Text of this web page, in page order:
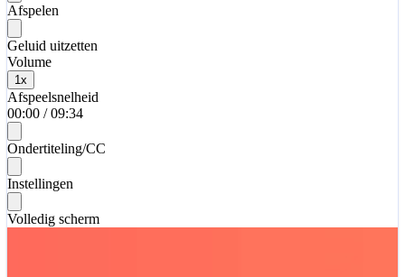
Afspelen
Geluid uitzetten
Volume
1 x
Afspeelsnelheid
00:00 / 09:34
Ondertiteling/CC
Instellingen
Volledig scherm